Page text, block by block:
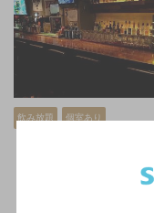
飲み放題 個室あり